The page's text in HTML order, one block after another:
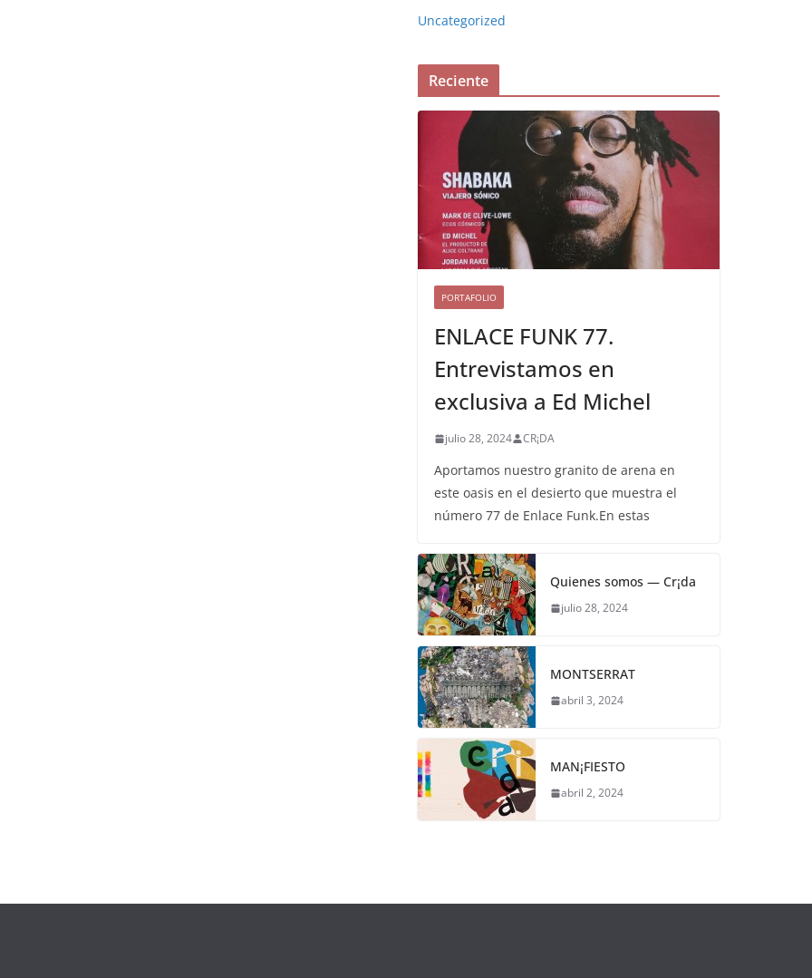
Uncategorized
Reciente
PORTAFOLIO
ENLACE FUNK 77.
Entrevistamos en
exclusiva a Ed Michel
julio 28, 2024 CR¡DA
Aportamos nuestro granito de arena en
este oasis en el desierto que muestra el
número 77 de Enlace Funk.En estas
Quienes somos — Cr¡da
julio 28, 2024
MONTSERRAT
abril 3, 2024
MAN¡FIESTO
abril 2, 2024